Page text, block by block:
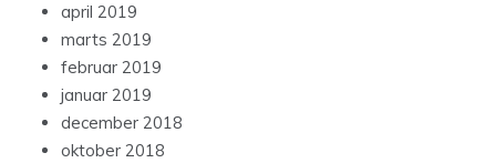
april 2019
marts 2019
februar 2019
januar 2019
december 2018
oktober 2018